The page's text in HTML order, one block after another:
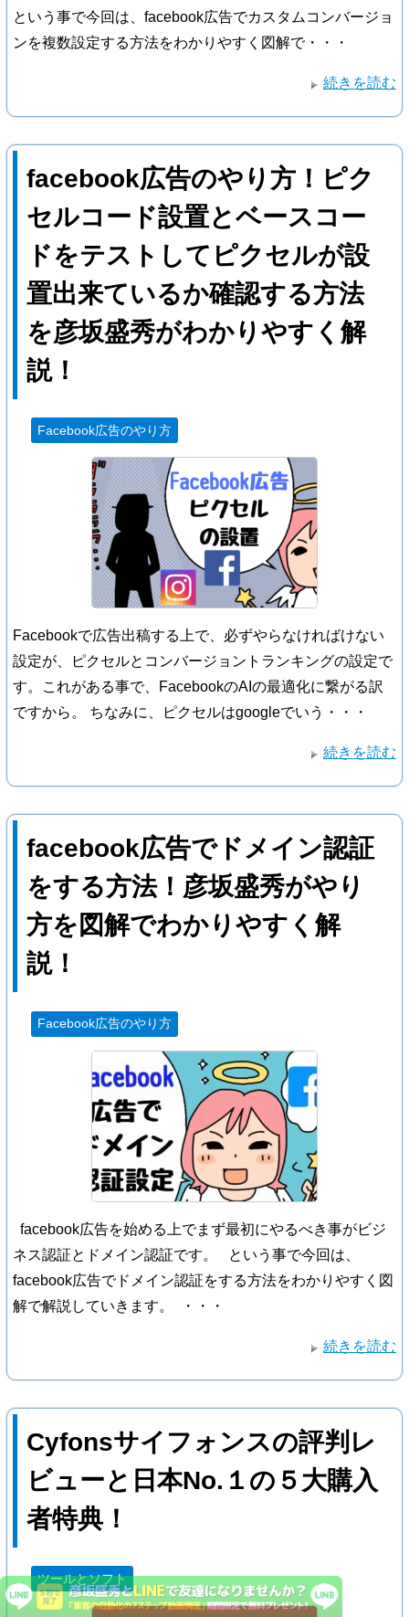
という事で今回は、facebook広告でカスタムコンバージョ
ンを複数設定する方法をわかりやすく図解で・・・
続きを読む
facebook広告のやり方！ピク
セルコード設置とベースコー
ドをテストしてピクセルが設
置出来ているか確認する方法
を彦坂盛秀がわかりやすく解
説！
Facebook広告のやり方
Facebookで広告出稿する上で、必ずやらなければけない
設定が、ピクセルとコンバージョントランキングの設定で
す。これがある事で、FacebookのAIの最適化に繋がる訳
ですから。 ちなみに、ピクセルはgoogleでいう・・・
続きを読む
facebook広告でドメイン認証
をする方法！彦坂盛秀がやり
方を図解でわかりやすく解
説！
Facebook広告のやり方
facebook広告を始める上でまず最初にやるべき事がビジ
ネス認証とドメイン認証です。 という事で今回は、
facebook広告でドメイン認証をする方法をわかりやすく図
解で解説していきます。 ・・・
続きを読む
Cyfonsサイフォンスの評判レ
ビューと日本No.１の５大購入
者特典！
ツールとソフト